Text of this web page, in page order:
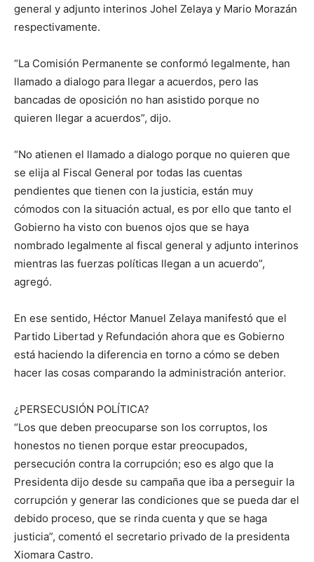
general y adjunto interinos Johel Zelaya y Mario Morazán
respectivamente.
“La Comisión Permanente se conformó legalmente, han
llamado a dialogo para llegar a acuerdos, pero las
bancadas de oposición no han asistido porque no
quieren llegar a acuerdos”, dijo.
“No atienen el llamado a dialogo porque no quieren que
se elija al Fiscal General por todas las cuentas
pendientes que tienen con la justicia, están muy
cómodos con la situación actual, es por ello que tanto el
Gobierno ha visto con buenos ojos que se haya
nombrado legalmente al fiscal general y adjunto interinos
mientras las fuerzas políticas llegan a un acuerdo”,
agregó.
En ese sentido, Héctor Manuel Zelaya manifestó que el
Partido Libertad y Refundación ahora que es Gobierno
está haciendo la diferencia en torno a cómo se deben
hacer las cosas comparando la administración anterior.
¿PERSECUSIÓN POLÍTICA?
“Los que deben preocuparse son los corruptos, los
honestos no tienen porque estar preocupados,
persecución contra la corrupción; eso es algo que la
Presidenta dijo desde su campaña que iba a perseguir la
corrupción y generar las condiciones que se pueda dar el
debido proceso, que se rinda cuenta y que se haga
justicia”, comentó el secretario privado de la presidenta
Xiomara Castro.